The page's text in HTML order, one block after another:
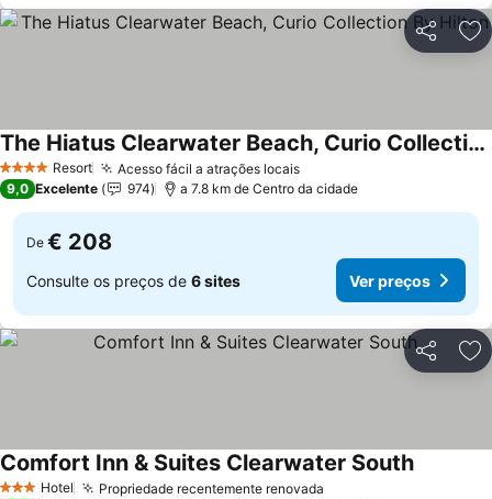
Partilhar
4 EstrelasResort Acesso fácil a atrações locais
The Hiatus Clearwater Beach, Curio Collection By Hilton
9,0 Excelente 974 a 7.8 km de Centro da cidade
De € 208
Consulte os preços de 6 sites Ver preços
Partilhar
3 EstrelasHotel Propriedade recentemente renovada
Comfort Inn & Suites Clearwater South